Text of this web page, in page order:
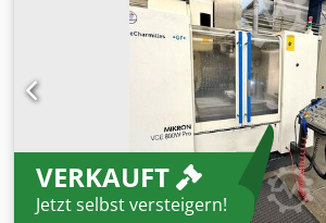
VERKAUFT
Jetzt selbst versteigern!